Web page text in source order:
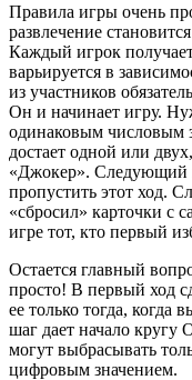
Правила игры очень
развлечение
Каждый игрок
варьируется в
из участников
Он и начинает игру.
одинаковым числовым
достает одной или
«Джокер». Следующий
пропустить этот ход.
«сбросил» карточки с
игре тот, кто первый
Остается главный
просто! В первый ход
ее только тогда, когда
шаг дает начало кругу
могут выбрасывать
цифровым значением.